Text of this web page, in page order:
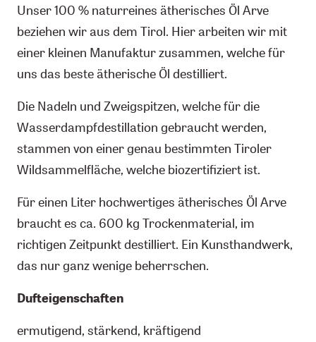
Unser 100 % naturreines ätherisches Öl Arve
beziehen wir aus dem Tirol. Hier arbeiten wir mit
einer kleinen Manufaktur zusammen, welche für
uns das beste ätherische Öl destilliert.
Die Nadeln und Zweigspitzen, welche für die
Wasserdampfdestillation gebraucht werden,
stammen von einer genau bestimmten Tiroler
Wildsammelfläche, welche biozertifiziert ist.
Für einen Liter hochwertiges ätherisches Öl Arve
braucht es ca. 600 kg Trockenmaterial, im
richtigen Zeitpunkt destilliert. Ein Kunsthandwerk,
das nur ganz wenige beherrschen.
Dufteigenschaften
ermutigend, stärkend, kräftigend